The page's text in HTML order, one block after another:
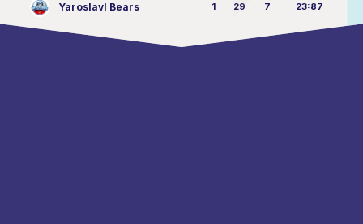
Yaroslavl Bears 1 29 7 23:87